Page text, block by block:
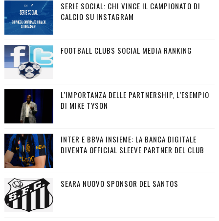
SERIE SOCIAL: CHI VINCE IL CAMPIONATO DI
CALCIO SU INSTAGRAM
FOOTBALL CLUBS SOCIAL MEDIA RANKING
L’IMPORTANZA DELLE PARTNERSHIP, L’ESEMPIO
DI MIKE TYSON
INTER E BBVA INSIEME: LA BANCA DIGITALE
DIVENTA OFFICIAL SLEEVE PARTNER DEL CLUB
SEARA NUOVO SPONSOR DEL SANTOS